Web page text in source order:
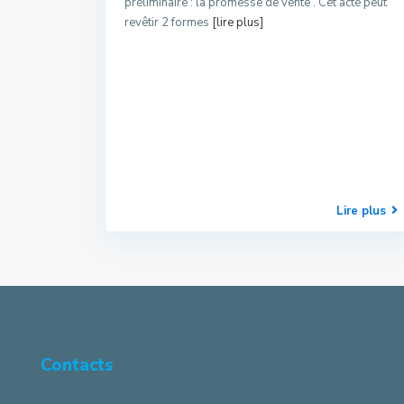
revêtir 2 formes [lire plus]
Lire plus
Contacts